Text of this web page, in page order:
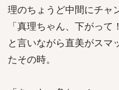
理のちょうど中間にチャ
「真理ちゃん、下がって
と言いながら直美がスマ
たその時。